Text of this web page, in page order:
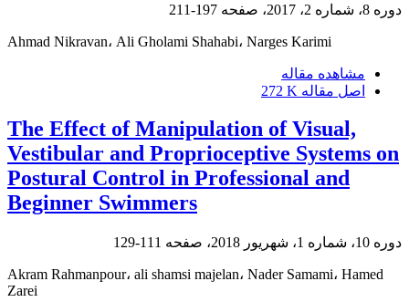
دوره 8، شماره 2، 2017، صفحه 197-211
Ahmad Nikravan، Ali Gholami Shahabi، Narges Karimi
مشاهده مقاله
اصل مقاله 272 K
The Effect of Manipulation of Visual,
Vestibular and Proprioceptive Systems on
Postural Control in Professional and
Beginner Swimmers
دوره 10، شماره 1، شهریور 2018، صفحه 111-129
Akram Rahmanpour، ali shamsi majelan، Nader Samami، Hamed
Zarei